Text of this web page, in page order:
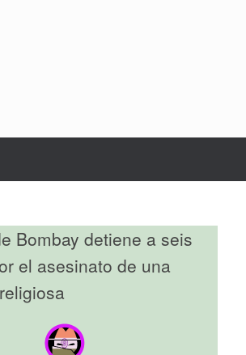
Bombay detiene a seis
el asesinato de una